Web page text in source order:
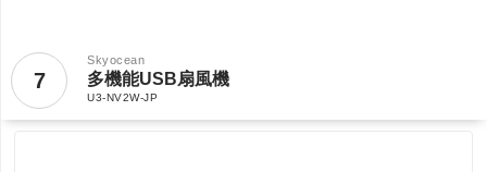
7
Skyocean
多機能USB扇風機
U3-NV2W-JP